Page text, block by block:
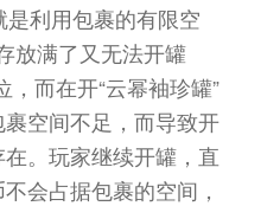
利用包裹的有限空
放满了又无法开罐
而在开“云幂袖珍罐”
空间不足，而导致开
。玩家继续开罐，直
会占据包裹的空间，